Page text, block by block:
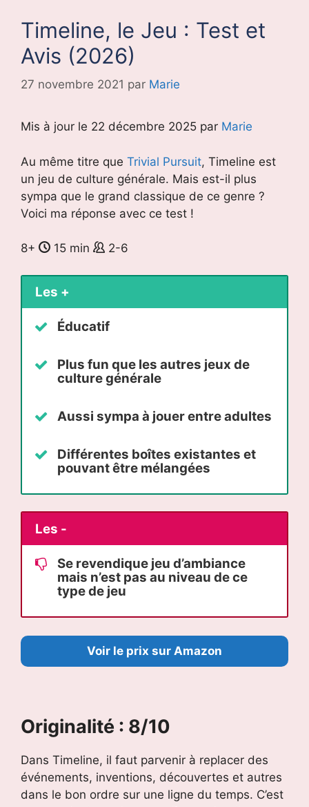
Timeline, le Jeu : Test et
Avis (2026)
27 novembre 2021 par Marie
Mis à jour le 22 décembre 2025 par Marie
Au même titre que Trivial Pursuit, Timeline est
un jeu de culture générale. Mais est-il plus
sympa que le grand classique de ce genre ?
Voici ma réponse avec ce test !
8+ 15 min 2-6
Les +
Éducatif
Plus fun que les autres jeux de
culture générale
Aussi sympa à jouer entre adultes
Différentes boîtes existantes et
pouvant être mélangées
Les -
Se revendique jeu d’ambiance
mais n’est pas au niveau de ce
type de jeu
Voir le prix sur Amazon
Originalité : 8/10
Dans Timeline, il faut parvenir à replacer des
événements, inventions, découvertes et autres
dans le bon ordre sur une ligne du temps. C’est